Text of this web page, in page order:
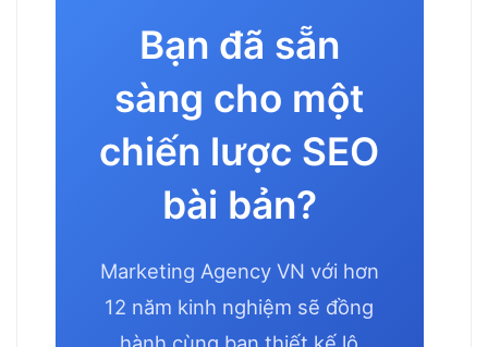
Bạn đã sẵn
sàng cho một
chiến lược SEO
bài bản?
Marketing Agency VN với hơn
12 năm kinh nghiệm sẽ đồng